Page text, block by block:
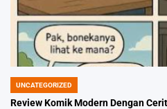
POSTED
IN
UNCATEGORIZED
Review Komik Modern Dengan